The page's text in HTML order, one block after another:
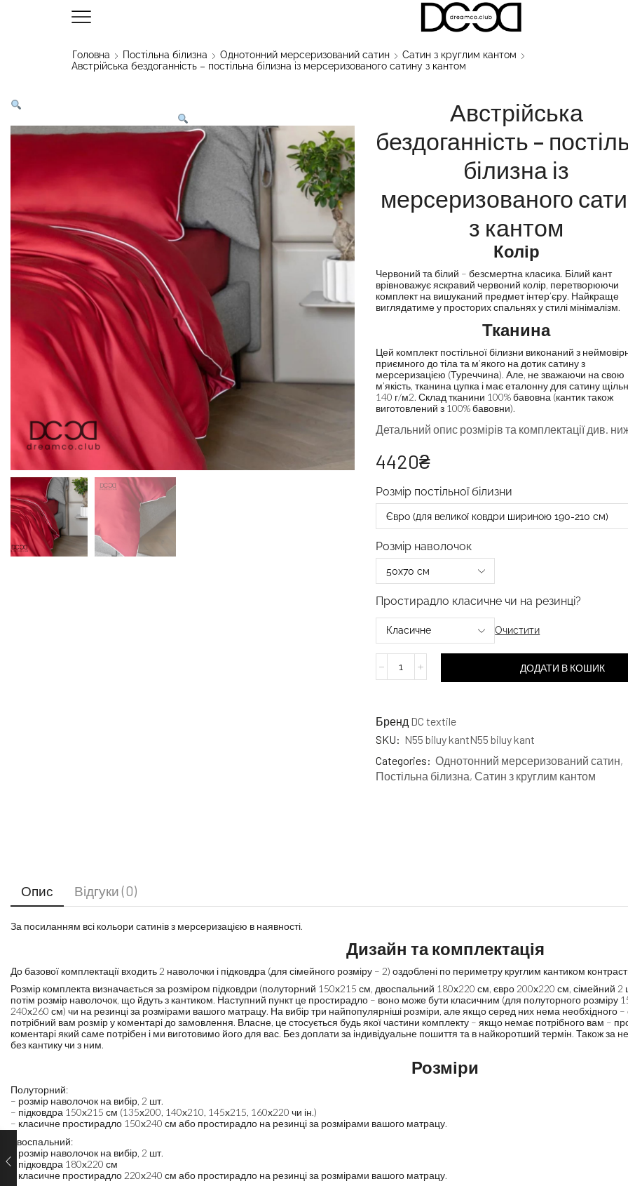
Головна Постільна білизна Однотонний мерсеризований сатин
Сатин з круглим кантом
Австрійська бездоганність – постільна білизна із мерсеризованого сатину з кантом
Австрійська
бездоганність –
білизна із
мерсеризованого
з кантом
Колір
Червоний та білий – безсмертна класика. Білий кант
врівноважує яскравий червоний колір, перетворюючи
комплект на вишуканий предмет інтер’єру. Найкраще
виглядатиме у просторих спальнях у стилі мінімалізм.
Тканина
Цей комплект постільної білизни виконаний з
приємного до тіла та м’якого на дотик сатину з
мерсеризацією (Туреччина). Але, не зважаючи на свою
м’якість, тканина цупка і має еталонну для сатину
140 г/м2. Склад тканини 100% бавовна (кантик також
виготовлений з 100% бавовни).
Детальний опис розмірів та комплектації див.
4420₴
Розмір постільної білизни
Розмір наволочок
Простирадло класичне чи на резинці?
Очистити
ДОДАТИ В КОШИК
Бренд DC textile
SKU: N55 biluy kantN55 biluy kant
Categories: Однотонний мерсеризований сатин,
Постільна білизна, Сатин з круглим кантом
Опис Відгуки (0)
За посиланням всі кольори сатинів з мерсеризацією в наявності.
Дизайн та комплектація
До базової комплектації входить 2 наволочки і підковдра (для сімейного розміру – 2) оздоблені по периметру круглим кантиком
Розмір комплекта визначається за розміром підковдри (полуторний 150х215 см, двоспальний 180х220 см, євро 200х220 см, сімейний
потім розмір наволочок, що йдуть з кантиком. Наступний пункт це простирадло – воно може бути класичним (для полуторного
240х260 см) чи на резинці за розмірами вашого матрацу. На вибір три найпопулярніші розміри, але якщо серед них нема необхідного –
потрібний вам розмір у коментарі до замовлення. Власне, це стосується будь якої частини комплекту – якщо немає потрібного вам –
коментарі який саме потрібен і ми виготовимо його для вас. Без доплати за індивідуальне пошиття та в найкоротший термін. Також за
без кантику чи з ним.
Розміри
Полуторний:
– розмір наволочок на вибір, 2 шт.
– підковдра 150х215 см (135х200, 140х210, 145х215, 160х220 чи ін.)
– класичне простирадло 150х240 см або простирадло на резинці за розмірами вашого матрацу.
Двоспальний:
– розмір наволочок на вибір, 2 шт.
– підковдра 180х220 см
– класичне простирадло 220х240 см або простирадло на резинці за розмірами вашого матрацу.